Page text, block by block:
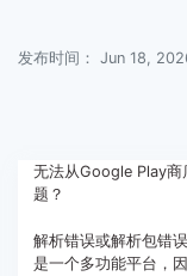
联系我们
发布时间： Jun 18,
无法从Google Play商
题？
解析错误或解析包错
是一个多功能平台，